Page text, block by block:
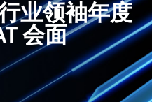
业领袖年度
会面